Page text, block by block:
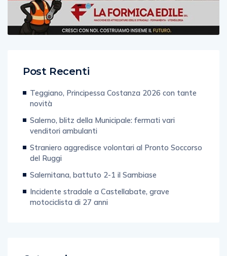
Post Recenti
Teggiano, Principessa Costanza 2026 con tante
novità
Salerno, blitz della Municipale: fermati vari
venditori ambulanti
Straniero aggredisce volontari al Pronto Soccorso
del Ruggi
Salernitana, battuto 2-1 il Sambiase
Incidente stradale a Castellabate, grave
motociclista di 27 anni